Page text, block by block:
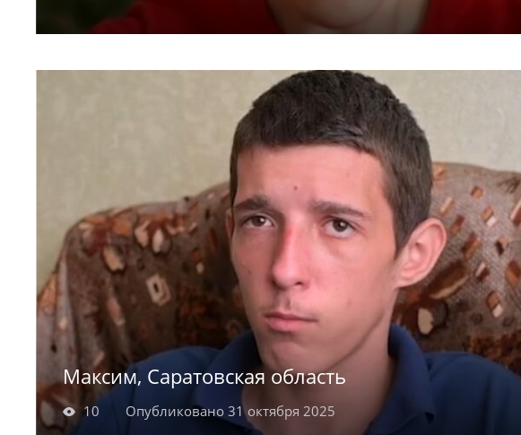
целеустремлённый Роман обожает наблюдать за природой,
особенно по душе мальчику насекомые, про них он знает всё.
Максим, Саратовская область
10 Опубликовано 31 октября 2025